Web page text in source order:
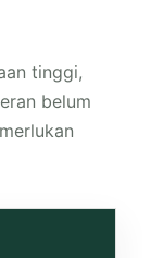
tinggi,
belum